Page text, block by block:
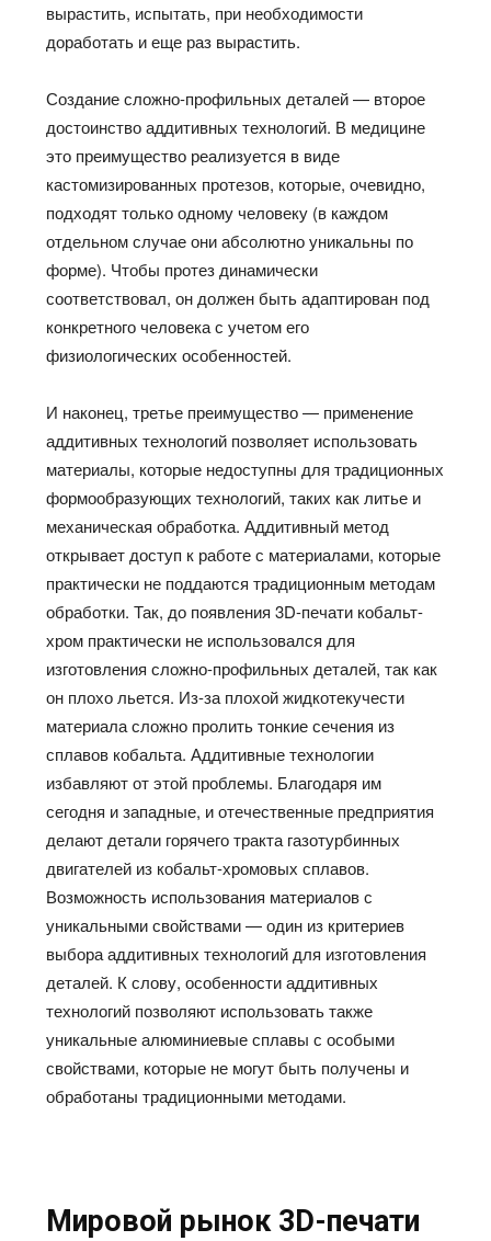
вырастить, испытать, при необходимости
доработать и еще раз вырастить.
Создание сложно-профильных деталей — второе
достоинство аддитивных технологий. В медицине
это преимущество реализуется в виде
кастомизированных протезов, которые, очевидно,
подходят только одному человеку (в каждом
отдельном случае они абсолютно уникальны по
форме). Чтобы протез динамически
соответствовал, он должен быть адаптирован под
конкретного человека с учетом его
физиологических особенностей.
И наконец, третье преимущество — применение
аддитивных технологий позволяет использовать
материалы, которые недоступны для традиционных
формообразующих технологий, таких как литье и
механическая обработка. Аддитивный метод
открывает доступ к работе с материалами, которые
практически не поддаются традиционным методам
обработки. Так, до появления 3D-печати кобальт-
хром практически не использовался для
изготовления сложно-профильных деталей, так как
он плохо льется. Из-за плохой жидкотекучести
материала сложно пролить тонкие сечения из
сплавов кобальта. Аддитивные технологии
избавляют от этой проблемы. Благодаря им
сегодня и западные, и отечественные предприятия
делают детали горячего тракта газотурбинных
двигателей из кобальт-хромовых сплавов.
Возможность использования материалов с
уникальными свойствами — один из критериев
выбора аддитивных технологий для изготовления
деталей. К слову, особенности аддитивных
технологий позволяют использовать также
уникальные алюминиевые сплавы с особыми
свойствами, которые не могут быть получены и
обработаны традиционными методами.
Мировой рынок 3D-печати